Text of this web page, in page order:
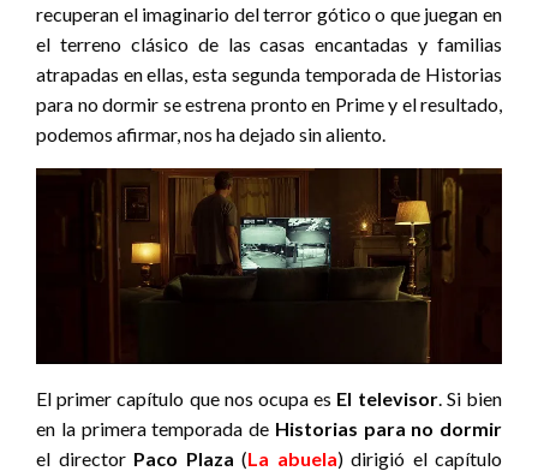
recuperan el imaginario del terror gótico o que juegan en
el terreno clásico de las casas encantadas y familias
atrapadas en ellas, esta segunda temporada de Historias
para no dormir se estrena pronto en Prime y el resultado,
podemos afirmar, nos ha dejado sin aliento.
El primer capítulo que nos ocupa es El televisor. Si bien
en la primera temporada de Historias para no dormir
el director Paco Plaza (La abuela) dirigió el capítulo